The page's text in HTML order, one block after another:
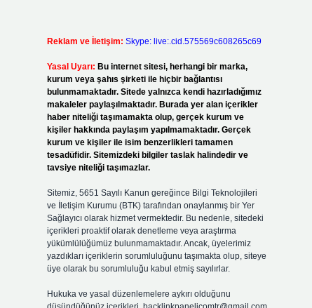
Reklam ve İletişim: Skype: live:.cid.575569c608265c69
Yasal Uyarı: Bu internet sitesi, herhangi bir marka,
kurum veya şahıs şirketi ile hiçbir bağlantısı
bulunmamaktadır. Sitede yalnızca kendi hazırladığımız
makaleler paylaşılmaktadır. Burada yer alan içerikler
haber niteliği taşımamakta olup, gerçek kurum ve
kişiler hakkında paylaşım yapılmamaktadır. Gerçek
kurum ve kişiler ile isim benzerlikleri tamamen
tesadüfidir. Sitemizdeki bilgiler taslak halindedir ve
tavsiye niteliği taşımazlar.
Sitemiz, 5651 Sayılı Kanun gereğince Bilgi Teknolojileri
ve İletişim Kurumu (BTK) tarafından onaylanmış bir Yer
Sağlayıcı olarak hizmet vermektedir. Bu nedenle, sitedeki
içerikleri proaktif olarak denetleme veya araştırma
yükümlülüğümüz bulunmamaktadır. Ancak, üyelerimiz
yazdıkları içeriklerin sorumluluğunu taşımakta olup, siteye
üye olarak bu sorumluluğu kabul etmiş sayılırlar.
Hukuka ve yasal düzenlemelere aykırı olduğunu